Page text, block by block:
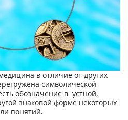
в отличие от других
символической
обозначение в устной,
знаковой форме некоторых
понятий.